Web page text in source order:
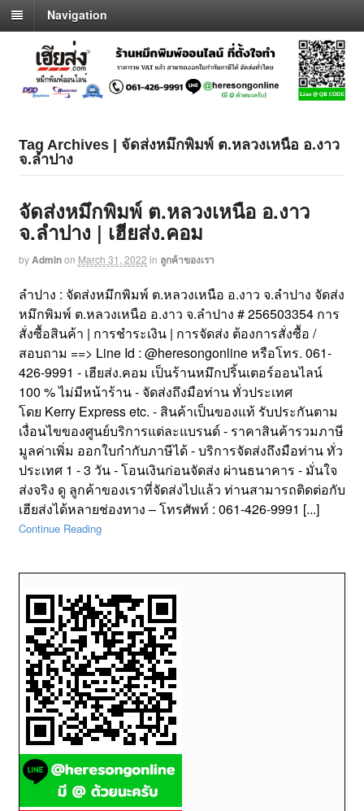
Navigation
Tag Archives | จัดส่งหมึกพิมพ์ ต.หลวงเหนือ อ.งาว
จ.ลำปาง
จัดส่งหมึกพิมพ์ ต.หลวงเหนือ อ.งาว
จ.ลำปาง | เฮียส่ง.คอม
byAdminon March 31, 2022 in ลูกค้าของเรา
ลำปาง : จัดส่งหมึกพิมพ์ ต.หลวงเหนือ อ.งาว จ.ลำปาง จัดส่ง
หมึกพิมพ์ ต.หลวงเหนือ อ.งาว จ.ลำปาง # 256503354 การ
สั่งซื้อสินค้า | การชำระเงิน | การจัดส่ง ต้องการสั่งซื้อ /
สอบถาม ==> Line Id : @heresongonline หรือโทร. 061-
426-9991 - เฮียส่ง.คอม เป็นร้านหมึกปริ้นเตอร์ออนไลน์
100 % ไม่มีหน้าร้าน - จัดส่งถึงมือท่าน ทั่วประเทศ
โดย Kerry Express etc. - สินค้าเป็นของแท้ รับประกันตาม
เงื่อนไขของศูนย์บริการแต่ละแบรนด์ - ราคาสินค้ารวมภาษี
มูลค่าเพิ่ม ออกใบกำกับภาษีได้ - บริการจัดส่งถึงมือท่าน ทั่ว
ประเทศ 1 - 3 วัน - โอนเงินก่อนจัดส่ง ผ่านธนาคาร - มั่นใจ
ส่งจริง ดู ลูกค้าของเราที่จัดส่งไปแล้ว ท่านสามารถติดต่อกับ
เฮียส่งได้หลายช่องทาง – โทรศัพท์ : 061-426-9991 [...]
Continue Reading